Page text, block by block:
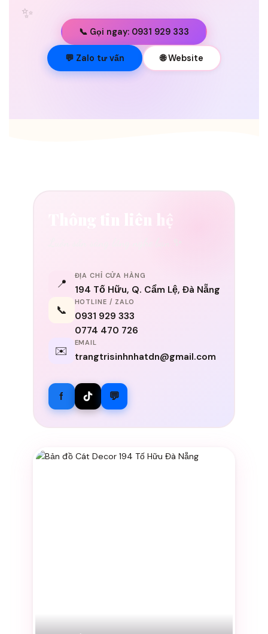
✨
💐
📞 Gọi ngay: 0931 929 333
💬 Zalo tư vấn 🌐 Website
Thông tin liên hệ
📍
ĐỊA CHỈ CỬA HÀNG
194 Tố Hữu, Q. Cẩm Lệ, Đà Nẵng
📞
HOTLINE / ZALO
0931 929 333
0774 470 726
✉️
EMAIL
trangtrisinhnhatdn@gmail.com
f 💬